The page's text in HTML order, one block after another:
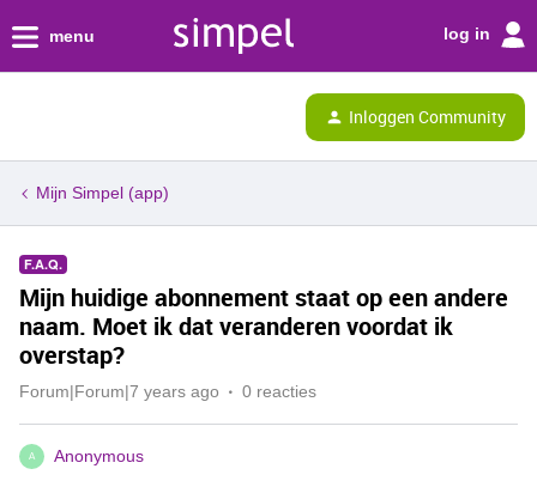
menu log in
Inloggen Community
Mijn Simpel (app)
F.A.Q.
Mijn huidige abonnement staat op een andere
naam. Moet ik dat veranderen voordat ik
overstap?
Forum|Forum|7 years ago 0 reacties
A Anonymous